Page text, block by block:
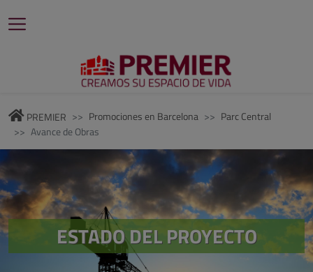
PREMIER Promociones en Barcelona
Parc Central
Avance de Obras
ESTADO DEL PROYECTO